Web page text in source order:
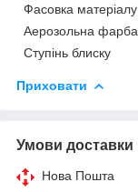
Фасовка матеріалу
Аерозольна фарба
Ступінь блиску
Приховати
Умови доставки
Нова Пошта